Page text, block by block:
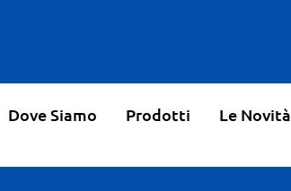
Dove Siamo Prodotti Le Novità